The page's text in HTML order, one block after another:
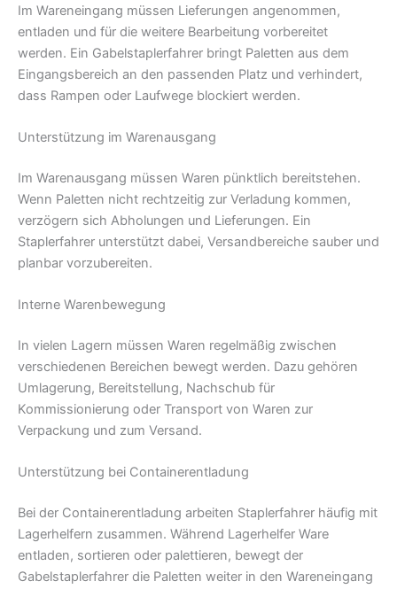
Im Wareneingang müssen Lieferungen angenommen,
entladen und für die weitere Bearbeitung vorbereitet
werden. Ein Gabelstaplerfahrer bringt Paletten aus dem
Eingangsbereich an den passenden Platz und verhindert,
dass Rampen oder Laufwege blockiert werden.
Unterstützung im Warenausgang
Im Warenausgang müssen Waren pünktlich bereitstehen.
Wenn Paletten nicht rechtzeitig zur Verladung kommen,
verzögern sich Abholungen und Lieferungen. Ein
Staplerfahrer unterstützt dabei, Versandbereiche sauber und
planbar vorzubereiten.
Interne Warenbewegung
In vielen Lagern müssen Waren regelmäßig zwischen
verschiedenen Bereichen bewegt werden. Dazu gehören
Umlagerung, Bereitstellung, Nachschub für
Kommissionierung oder Transport von Waren zur
Verpackung und zum Versand.
Unterstützung bei Containerentladung
Bei der Containerentladung arbeiten Staplerfahrer häufig mit
Lagerhelfern zusammen. Während Lagerhelfer Ware
entladen, sortieren oder palettieren, bewegt der
Gabelstaplerfahrer die Paletten weiter in den Wareneingang